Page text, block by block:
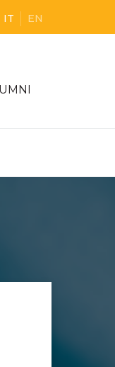
IT EN